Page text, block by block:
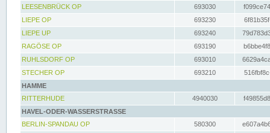
LEESENBRÜCK OP
693030
LIEPE OP
693230
LIEPE UP
693240
RAGÖSE OP
693190
RUHLSDORF OP
693010
STECHER OP
693210
HAMME
RITTERHUDE
4940030
HAVEL-ODER-WASSERSTRASSE
BERLIN-SPANDAU OP
580300